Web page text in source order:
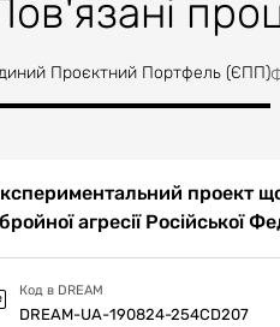
до проєкту відбудови,
фасади, цоколі, вікна
створити новий архітектурний
Проєктний Портфель (ЄПП)
проект
агресії Російської
Код в DREAM
DREAM-UA-190824-254CD207